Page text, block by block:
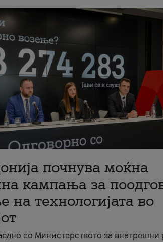
почнува моќна
кампања за
на технологијата во
со Министерството за внатрешни